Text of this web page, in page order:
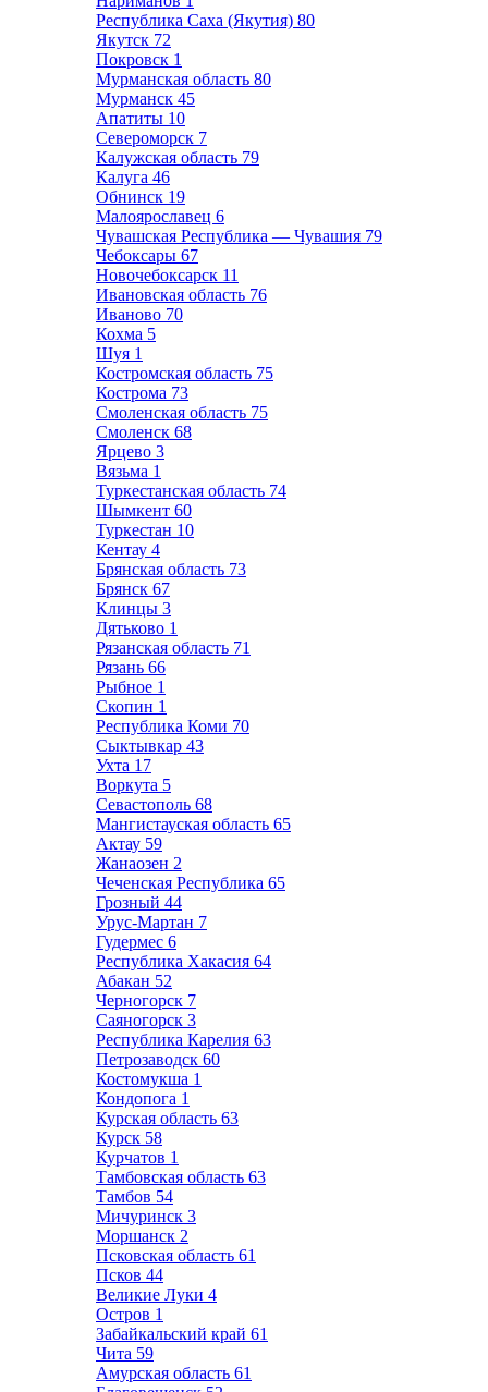
Республика Саха (Якутия) 80
Якутск 72
Покровск 1
Мурманская область 80
Мурманск 45
Апатиты 10
Североморск 7
Калужская область 79
Калуга 46
Обнинск 19
Малоярославец 6
Чувашская Республика — Чувашия 79
Чебоксары 67
Новочебоксарск 11
Ивановская область 76
Иваново 70
Кохма 5
Шуя 1
Костромская область 75
Кострома 73
Смоленская область 75
Смоленск 68
Ярцево 3
Вязьма 1
Туркестанская область 74
Шымкент 60
Туркестан 10
Кентау 4
Брянская область 73
Брянск 67
Клинцы 3
Дятьково 1
Рязанская область 71
Рязань 66
Рыбное 1
Скопин 1
Республика Коми 70
Сыктывкар 43
Ухта 17
Воркута 5
Севастополь 68
Мангистауская область 65
Актау 59
Жанаозен 2
Чеченская Республика 65
Грозный 44
Урус-Мартан 7
Гудермес 6
Республика Хакасия 64
Абакан 52
Черногорск 7
Саяногорск 3
Республика Карелия 63
Петрозаводск 60
Костомукша 1
Кондопога 1
Курская область 63
Курск 58
Курчатов 1
Тамбовская область 63
Тамбов 54
Мичуринск 3
Моршанск 2
Псковская область 61
Псков 44
Великие Луки 4
Остров 1
Забайкальский край 61
Чита 59
Амурская область 61